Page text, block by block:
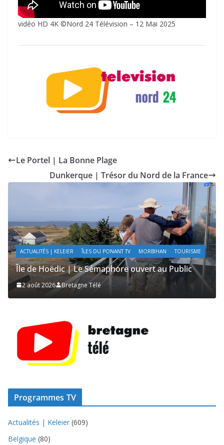
vidéo HD 4K ©Nord 24 Télévision – 12 Mai 2025
Le Portel | La Bonne Plage
Dunkerque | Trésor du Nord de la France
ÎLES DU PONANT TV MORBIHAN SAILING / VOILE / NAUTISME
Île de Hoëdic | Sensations Fortes en Open Skiff
2 août 2026 Bretagne Télé
Programmes TV
Actualités | Keleier (609)
Belgique (80)